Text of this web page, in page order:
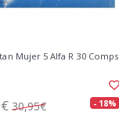
Mujer 5 Alfa R 30 Comps
30,95€ - 18%